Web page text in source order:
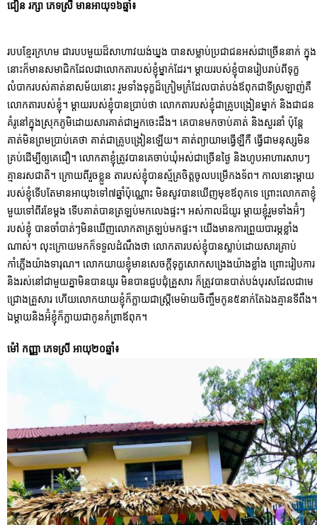
ជឿន រក្សា ភេទស្រី មានអាយុ១៦ឆ្នាំ៖
របបខ្មែរក្រហម ជារបបមួយដ៏សាហាវយង់ឃ្នង បានសម្លាប់ប្រជាជនអស់ជាច្រើននាក់ ក្នុង
នោះក៏មានសមាជិកដែលជាលោកតារបស់ខ្ញុំម្នាក់ដែរ។ ម្តាយរបស់ខ្ញុំបានរៀបរាប់ពីទុក្ខ
លំបាករបស់គាត់នាសម័យនោះ រួមទាំងទុក្ខដ៏ក្រៀមក្រំដែលបាត់បង់ឪពុកជាទីស្រឡាញ់គឺ
លោកតារបស់ខ្ញុំ។ ម្តាយរបស់ខ្ញុំបានប្រាប់ថា លោកតារបស់ខ្ញុំជាគ្រូបង្រៀនម្នាក់ និងជាជន
គំរូនៅក្នុងស្រុកភូមិដោយសារគាត់ជាអ្នកចេះដឹង។ គេបានមកចាប់គាត់ និងសួរនាំ ប៉ុន្តែ
គាត់មិនព្រមប្រាប់គេថា គាត់ជាគ្រូបង្រៀនឡើយ។ គាត់ព្យាយាមធ្វើឡឺកឺ ធ្វើជាមនុស្សមិន
គ្រប់ដើម្បីឲ្យគេជឿ។ លោកតាខ្ញុំត្រូវបានគេចាប់ឃុំអស់ជាច្រើនថ្ងៃ និងហូបអាហារសាបៗ
គ្មានរសជាតិ។ ក្រោយពីរួចខ្លួន តារបស់ខ្ញុំបានស្ម័គ្រចិត្តចូលបម្រើកងទ័ព។ កាលនោះម្តាយ
របស់ខ្ញុំទើបតែមានអាយុ៦ទៅ៧ឆ្នាំប៉ុណ្ណោះ មិនសូវបានឃើញមុខឪពុកទេ ព្រោះលោកតាខ្ញុំ
មួយទៅពីរខែម្តង ទើបគាត់បានត្រឡប់មកលេងផ្ទះ។ អស់កាលដ៏យូរ ម្តាយខ្ញុំរួមទាំងអ៊ំៗ
របស់ខ្ញុំ បានចាំបាត់ៗមិនឃើញលោកតាត្រឡប់មកផ្ទះ។ យើងមានការព្រួយបារម្ភខ្លាំង
ណាស់។ លុះក្រោយមកក៏ទទួលដំណឹងថា លោកតារបស់ខ្ញុំបានស្លាប់ដោយសារគ្រាប់
កាំភ្លើងយ៉ាងទារុណ។ លោកយាយខ្ញុំមានសេចក្តីទុក្ខសោកសង្រេងយ៉ាងខ្លាំង ព្រោះរៀបការ
និងរស់នៅជាមួយគ្នាមិនបានយូរ មិនបានជួបជុំគ្រួសារ ក៏ត្រូវបានបាត់បង់បុរសដែលជាមេ
ជ្រោងគ្រួសារ ហើយលោកយាយខ្ញុំក៏ក្លាយជាស្ត្រីមេម៉ាយចិញ្ចឹមកូន៥នាក់តែឯងគ្មានទីពឹង។
ឯម្តាយនិងអ៊ំខ្ញុំក៏ក្លាយជាកូនកំព្រាឪពុក។
ម៉ៅ កញ្ញា ភេទស្រី អាយុ២០ឆ្នាំ៖